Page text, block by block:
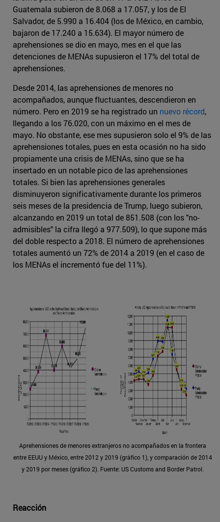
Guatemala subieron de 8.068 a 17.057, y los de El
Salvador, de 5.990 a 16.404 (los de México, en cambio,
bajaron de 17.240 a 15.634). El mayor número de
aprehensiones se dio en mayo, mes en el que las
detenciones de MENAs supusieron el 17% del total de
aprehensiones.
Desde 2014, las aprehensiones de menores no
acompañados, aunque fluctuantes, descendieron en
número. Pero en 2019 se ha registrado un nuevo récord,
llegando a los 76.020, con un máximo en el mes de
mayo. No obstante, ese mes supusieron solo el 9% de las
aprehensiones totales, pues en esta ocasión no ha sido
propiamente una crisis de MENAs, sino que se ha
insertado en un notable pico de las aprehensiones
totales. Si bien las aprehensiones generales
disminuyeron significativamente durante los primeros
seis meses de la presidencia de Trump, luego subieron,
alcanzando en 2019 un total de 851.508 (con los "no-
admisibles" la cifra llegó a 977.509), lo que supone más
del doble respecto a 2018. El número de aprehensiones
totales aumentó un 72% de 2014 a 2019 (en el caso de
los MENAs el incrementó fue del 11%).
Aprehensiones de menores extranjeros no acompañados en la frontera
entre EEUU y México, entre 2012 y 2019 (gráfico 1), y comparación de 2014
y 2019 por meses (gráfico 2). Fuente: US Customs and Border Patrol.
Reacción